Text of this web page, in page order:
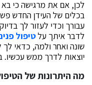
לכן, אם את מרגישה כי
בכלים של העידן החדש
עבורך וכדי לעזור לך
לדבר איתך עלטיפול
שונה ואחר ולמה, כדאי לך
יוצאות לדרך ממש עכשיו.
מה היתרונות של